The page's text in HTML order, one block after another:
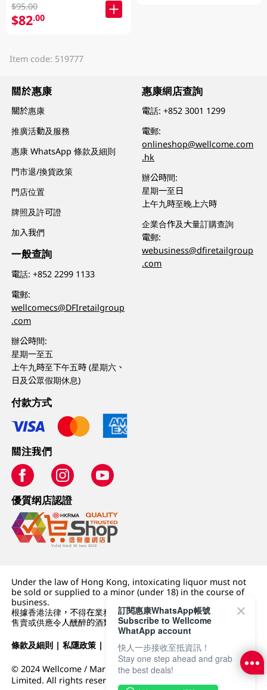
$95.00
$82.00
Item code: 519777
關於惠康
關於惠康
推廣活動及服務
惠康 WhatsApp 條款及細則
門市退/換貨政策
門店位置
牌照及許可證
加入我們
一般查詢
電話:+852 2299 1133
電郵:
wellcomecs@DFIretailgroup
.com
辦公時間:
星期一至五
上午九時至下午五時 (星期六、
日及公眾假期休息)
惠康網店查詢
電話:+852 3001 1299
電郵:
onlineshop@wellcome.com
.hk
辦公時間:
星期一至日
上午九時至晚上六時
企業合作及大量訂購查詢
電郵:
webusiness@dfiretailgroup
.com
付款方式
關注我們
優質纲店認證
Under the law of Hong Kong, intoxicating liquor must not
be sold or supplied to a minor (under 18) in the course of
business.
根據香港法律，不得在業務過程中，向未成年人 (18 歲以下人士)
售賣或供應令人醺醉的酒類。
條款及細則 |私隱政策 | DFI零售集團
© 2024 Wellcome / Market Place. The Dairy Farm Company
Limited. All rights reserved.
訂閱惠康WhatsApp帳號
Subscribe to Wellcome
WhatApp account
快人一步接收至抵資訊！
Stay one step ahead and grab
the best deals!